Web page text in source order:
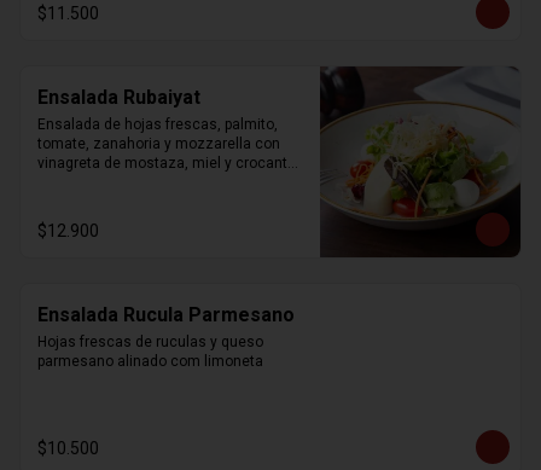
$11.500
Ensalada Rubaiyat
Ensalada de hojas frescas, palmito,
tomate, zanahoria y mozzarella con
vinagreta de mostaza, miel y crocantes
$12.900
Ensalada Rucula Parmesano
Hojas frescas de ruculas y queso
parmesano alinado com limoneta
$10.500